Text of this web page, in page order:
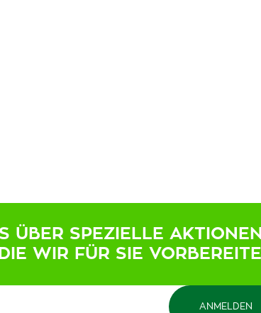
ÜBER SPEZIELLE AKTIONEN
WIR FÜR SIE